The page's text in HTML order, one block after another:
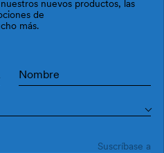
nuevos productos, las
de
más.